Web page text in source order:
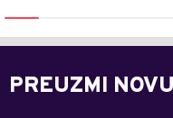
PREUZMI